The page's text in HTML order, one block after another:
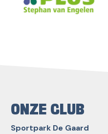
ONZE CLUB
Sportpark De Gaard